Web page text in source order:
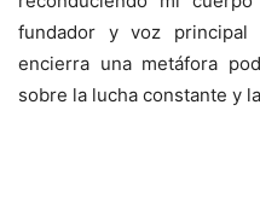
fundador y voz
encierra una metáfora
sobre la lucha constante y